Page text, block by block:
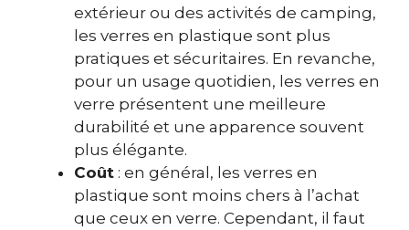
extérieur ou des activités de camping,
les verres en plastique sont plus
pratiques et sécuritaires. En revanche,
pour un usage quotidien, les verres en
verre présentent une meilleure
durabilité et une apparence souvent
plus élégante.
Coût : en général, les verres en
plastique sont moins chers à l’achat
que ceux en verre. Cependant, il faut